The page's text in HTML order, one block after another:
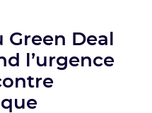
Green Deal
l’urgence